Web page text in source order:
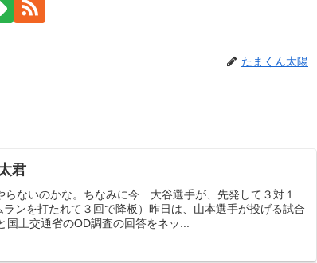
たまくん太陽
君
らないのかな。ちなみに今 大谷選手が、先発して３対１
ンを打たれて３回で降板）昨日は、山本選手が投げる試合
土交通省のOD調査の回答をネッ...